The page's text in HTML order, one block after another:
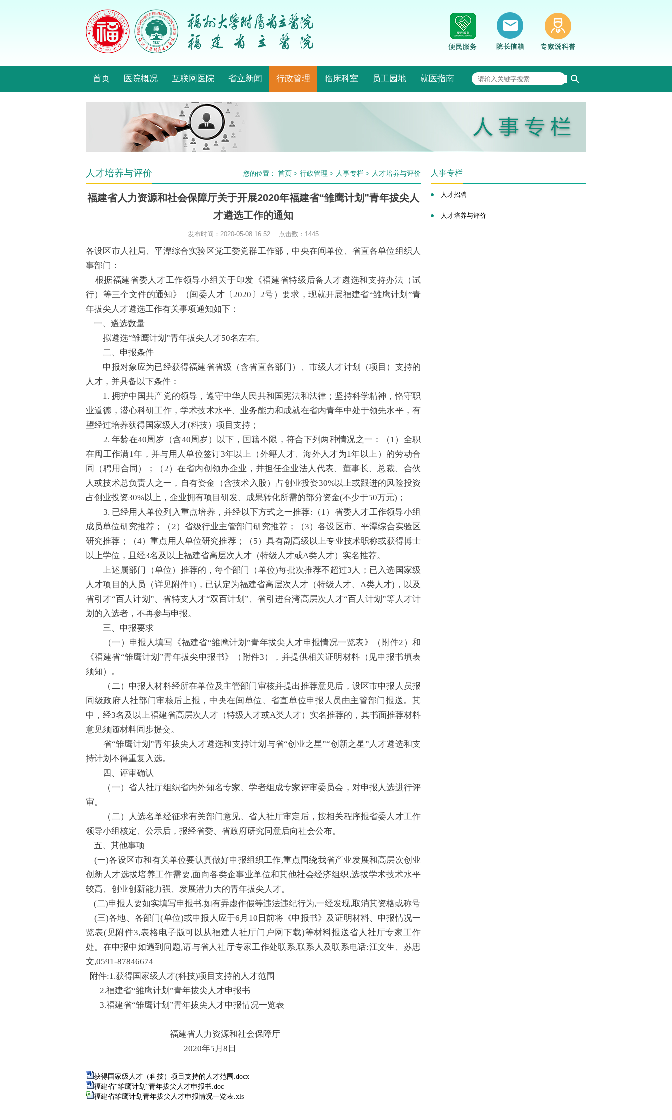
首页 医院概况 互联网医院 省立新闻 行政管理 临床科室 员工园地 就医指南
人才培养与评价 您的位置： 首页 > 行政管理 > 人事专栏 > 人才培养与评价
福建省人力资源和社会保障厅关于开展2020年福建省“雏鹰计划”青年拔尖人
才遴选工作的通知
发布时间：2020-05-08 16:52 点击数： 1445
各设区市人社局、平潭综合实验区党工委党群工作部，中央在闽单位、省直各单位组织人
事部门：
根据福建省委人才工作领导小组关于印发《福建省特级后备人才遴选和支持办法（试
行）等三个文件的通知》（闽委人才〔2020〕2号）要求，现就开展福建省“雏鹰计划”青
年拔尖人才遴选工作有关事项通知如下：
一、遴选数量
拟遴选“雏鹰计划”青年拔尖人才50名左右。
二、申报条件
申报对象应为已经获得福建省省级（含省直各部门）、市级人才计划（项目）支持的
人才，并具备以下条件：
1. 拥护中国共产党的领导，遵守中华人民共和国宪法和法律；坚持科学精神，恪守职
业道德，潜心科研工作，学术技术水平、业务能力和成就在省内青年中处于领先水平，有
望经过培养获得国家级人才(科技）项目支持；
2. 年龄在40周岁（含40周岁）以下，国籍不限，符合下列两种情况之一：（1）全职
在闽工作满1年，并与用人单位签订3年以上（外籍人才、海外人才为1年以上）的劳动合
同（聘用合同）；（2）在省内创领办企业，并担任企业法人代表、董事长、总裁、合伙
人或技术总负责人之一，自有资金（含技术入股）占创业投资30%以上或跟进的风险投资
占创业投资30%以上，企业拥有项目研发、成果转化所需的部分资金(不少于50万元)；
3. 已经用人单位列入重点培养，并经以下方式之一推荐:（1）省委人才工作领导小组
成员单位研究推荐；（2）省级行业主管部门研究推荐；（3）各设区市、平潭综合实验区
研究推荐；（4）重点用人单位研究推荐；（5）具有副高级以上专业技术职称或获得博士
以上学位，且经3名及以上福建省高层次人才（特级人才或A类人才）实名推荐。
上述属部门（单位）推荐的，每个部门（单位)每批次推荐不超过3人；已入选国家级
人才项目的人员（详见附件1)，已认定为福建省高层次人才（特级人才、A类人才)，以及
省引才“百人计划”、省特支人才“双百计划”、省引进台湾高层次人才“百人计划”等人才计
划的入选者，不再参与申报。
三、申报要求
（一）申报人填写《福建省“雏鹰计划”青年拔尖人才申报情况一览表》（附件2）和
《福建省“雏鹰计划”青年拔尖申报书》（附件3），并提供相关证明材料（见申报书填表
须知）。
（二）申报人材料经所在单位及主管部门审核并提出推荐意见后，设区市申报人员报
同级政府人社部门审核后上报，中央在闽单位、省直单位申报人员由主管部门报送。其
中，经3名及以上福建省高层次人才（特级人才或A类人才）实名推荐的，其书面推荐材料
意见须随材料同步提交。
省“雏鹰计划”青年拔尖人才遴选和支持计划与省“创业之星”“创新之星”人才遴选和支
持计划不得重复入选。
四、评审确认
（一）省人社厅组织省内外知名专家、学者组成专家评审委员会，对申报人选进行评
审。
（二）人选名单经征求有关部门意见、省人社厅审定后，按相关程序报省委人才工作
领导小组核定、公示后，报经省委、省政府研究同意后向社会公布。
五、其他事项
(一)各设区市和有关单位要认真做好申报组织工作,重点围绕我省产业发展和高层次创业
创新人才选拔培养工作需要,面向各类企事业单位和其他社会经济组织,选拔学术技术水平
较高、创业创新能力强、发展潜力大的青年拔尖人才。
(二)申报人要如实填写申报书,如有弄虚作假等违法违纪行为,一经发现,取消其资格或称号
(三)各地、各部门(单位)或申报人应于6月10日前将《申报书》及证明材料、申报情况一
览表(见附件3,表格电子版可以从福建人社厅门户网下载)等材料报送省人社厅专家工作
处。在申报中如遇到问题,请与省人社厅专家工作处联系,联系人及联系电话:江文生、苏思
文,0591-87846674
附件:1.获得国家级人才(科技)项目支持的人才范围
2.福建省“雏鹰计划”青年拔尖人才申报书
3.福建省“雏鹰计划”青年拔尖人才申报情况一览表
福建省人力资源和社会保障厅
2020年5月8日
获得国家级人才（科技）项目支持的人才范围.docx
福建省“雏鹰计划”青年拔尖人才申报书.doc
福建省雏鹰计划青年拔尖人才申报情况一览表.xls
人事专栏
人才招聘
人才培养与评价